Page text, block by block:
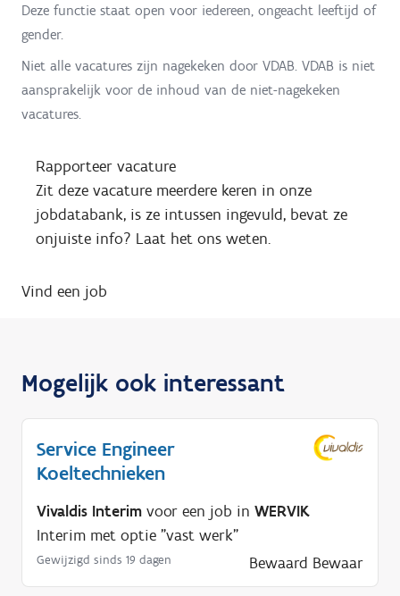
Deze functie staat open voor iedereen, ongeacht leeftijd of
gender.
Niet alle vacatures zijn nagekeken door VDAB. VDAB is niet
aansprakelijk voor de inhoud van de niet-nagekeken
vacatures.
Rapporteer vacature
Zit deze vacature meerdere keren in onze
jobdatabank, is ze intussen ingevuld, bevat ze
onjuiste info? Laat het ons weten.
Vind een job
Mogelijk ook interessant
Service Engineer
Koeltechnieken
Vivaldis Interim voor een job in WERVIK
Interim met optie "vast werk"
Gewijzigd sinds 19 dagen Bewaard Bewaar